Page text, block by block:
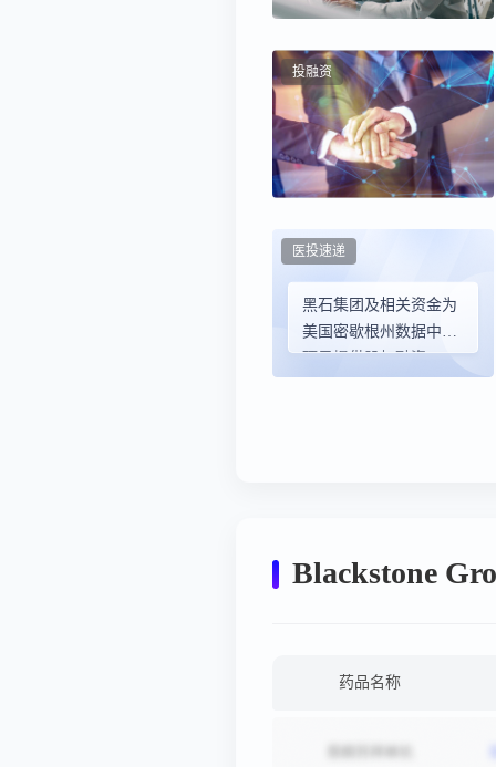
投融资
黑石集团及相关资金为
美国密歇根州数据中心
项目提供股权融资
医投速递
Blackstone
药品名称